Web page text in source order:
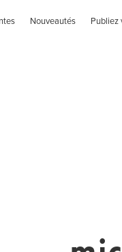
Nouveautés Publiez